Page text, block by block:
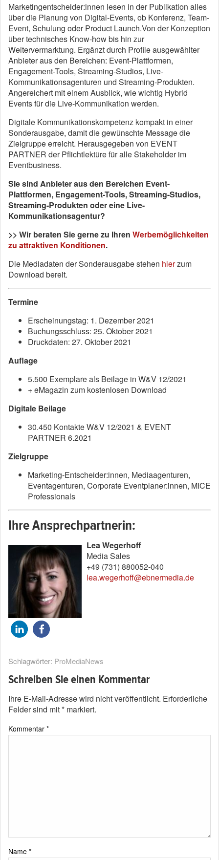
Marketingentscheider:innen lesen in der Publikation alles
über die Planung von Digital-Events, ob Konferenz, Team-
Event, Schulung oder Product Launch.Von der Konzeption
über technisches Know-how bis hin zur
Weitervermarktung. Ergänzt durch Profile ausgewählter
Anbieter aus den Bereichen: Event-Plattformen,
Engagement-Tools, Streaming-Studios, Live-
Kommunikationsagenturen und Streaming-Produkten.
Angereichert mit einem Ausblick, wie wichtig Hybrid
Events für die Live-Kommunikation werden.
Digitale Kommunikationskompetenz kompakt in einer
Sonderausgabe, damit die gewünschte Message die
Zielgruppe erreicht. Herausgegeben von EVENT
PARTNER der Pflichtlektüre für alle Stakeholder im
Eventbusiness.
Sie sind Anbieter aus den Bereichen Event-
Plattformen, Engagement-Tools, Streaming-Studios,
Streaming-Produkten oder eine Live-
Kommunikationsagentur?
>> Wir beraten Sie gerne zu Ihren Werbemöglichkeiten
zu attraktiven Konditionen.
Die Mediadaten der Sonderausgabe stehen hierzum
Download bereit.
Termine
Erscheinungstag: 1. Dezember 2021
Buchungsschluss: 25. Oktober 2021
Druckdaten: 27. Oktober 2021
Auflage
5.500 Exemplare als Beilage in W&V 12/2021
+ eMagazin zum kostenlosen Download
Digitale Beilage
30.450 Kontakte W&V 12/2021 & EVENT
PARTNER 6.2021
Zielgruppe
Marketing-Entscheider:innen, Mediaagenturen,
Eventagenturen, Corporate Eventplaner:innen, MICE
Professionals
Ihre Ansprechpartnerin:
Lea Wegerhoff
Media Sales
+49 (731) 880052-040
lea.wegerhoff@ebnermedia.de
Schlagwörter: ProMediaNews
Schreiben Sie einen Kommentar
Ihre E-Mail-Adresse wird nicht veröffentlicht. Erforderliche
Felder sind mit* markiert.
Kommentar *
Name *